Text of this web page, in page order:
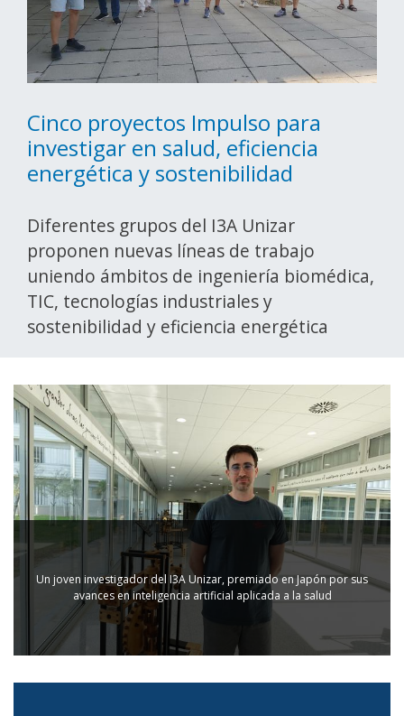
Cinco proyectos Impulso para
investigar en salud, eficiencia
energética y sostenibilidad
Diferentes grupos del I3A Unizar
proponen nuevas líneas de trabajo
uniendo ámbitos de ingeniería biomédica,
TIC, tecnologías industriales y
sostenibilidad y eficiencia energética
Un joven investigador del I3A Unizar, premiado en Japón por sus
avances en inteligencia artificial aplicada a la salud